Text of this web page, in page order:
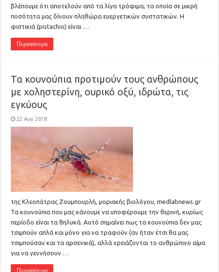
βλέπουμε ότι αποτελούν από τα λίγα τρόφιμα, τα οποία σε μικρή
ποσότητα μας δίνουν πληθώρα ευεργετικών συστατικών. Η
φιστικιά (pistachio) είναι …
Περισσότερα
Τα κουνούπια προτιμούν τους ανθρώπους
με χοληστερίνη, ουρικό οξύ, ιδρώτα, τις
εγκύους
22 Αυγ 2018
της Κλεοπάτρας Ζουμπουρλή, μοριακής βιολόγου, medlabnews.gr
Τα κουνούπια που μας κάνουμε να υποφέρουμε την θερινή, κυρίως
περίοδο είναι τα θηλυκά. Αυτό σημαίνει πως τα κουνούπια δεν μας
τσιμπούν απλά και μόνο για να τραφούν (αν ήταν έτσι θα μας
τσιμπούσαν και τα αρσενικά), αλλά χρειάζονται το ανθρώπινο αίμα
για να γεννήσουν …
Περισσότερα